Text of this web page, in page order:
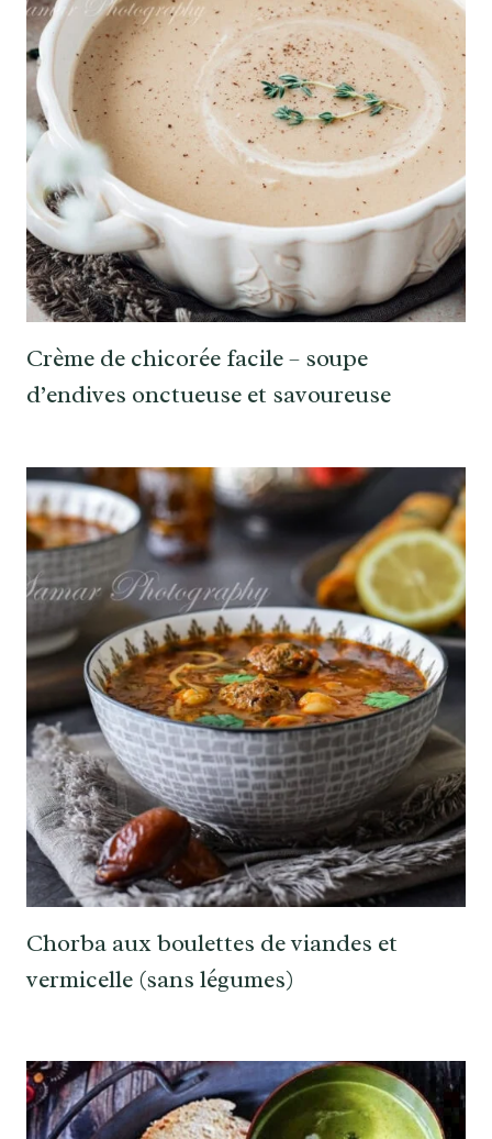
Crème de chicorée facile – soupe
d’endives onctueuse et savoureuse
Chorba aux boulettes de viandes et
vermicelle (sans légumes)